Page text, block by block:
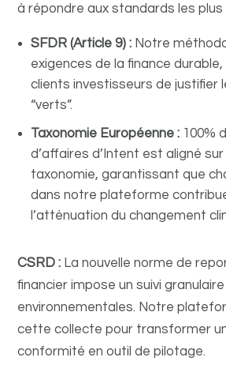
à répondre aux standards les plus
SFDR (Article 9) : Notre
exigences de la finance
clients investisseurs de justifier
“verts”.
Taxonomie Européenne : 100%
d’affaires d’Intent est aligné
taxonomie, garantissant que
dans notre plateforme
l’atténuation du changement
CSRD : La nouvelle norme de
financier impose un suivi
environnementales. Notre
cette collecte pour transformer
conformité en outil de pilotage.